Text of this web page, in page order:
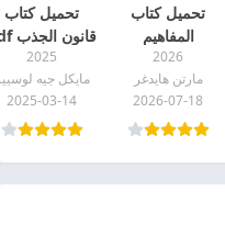
تحميل كتاب
المفاهيم
الأساسية
للميتافيزيقا pdf
2026
مارتن هايدغر
2026-07-18
تحميل كتاب
قانون الجذب pdf
2025
مايكل جيه
2025-03-14